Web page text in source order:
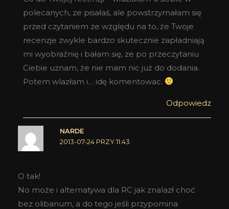
polecanych, ze pisałaś, ale powstrzymałam się
przed czytaniem ze względu na to, że Twoje
recenzje zwykle bardzo skutecznie zapładniają
mi wyobraźnię i bałam się, ze po przeczytaniu
Ciebie uznam, że nie mam nic już do dodania.
Potem wlazłam i… idę komentowac.
Odpowiedz
NARDE
2013-07-24 PRZY 11:43
O tak!
No może i alternatywa dla RC jak znalazł choć
bez olibanum, a do tego jeśli przypomina